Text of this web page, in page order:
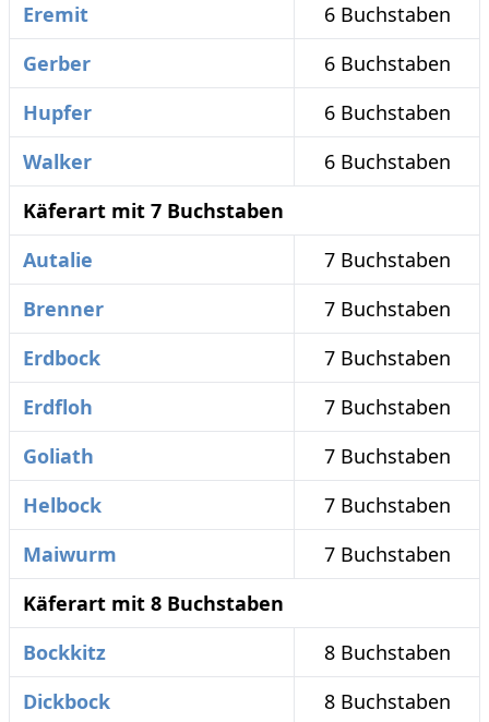
Eremit
6 Buchstaben
Gerber
6 Buchstaben
Hupfer
6 Buchstaben
Walker
6 Buchstaben
Käferart mit 7 Buchstaben
Autalie
7 Buchstaben
Brenner
7 Buchstaben
Erdbock
7 Buchstaben
Erdfloh
7 Buchstaben
Goliath
7 Buchstaben
Helbock
7 Buchstaben
Maiwurm
7 Buchstaben
Käferart mit 8 Buchstaben
Bockkitz
8 Buchstaben
Dickbock
8 Buchstaben